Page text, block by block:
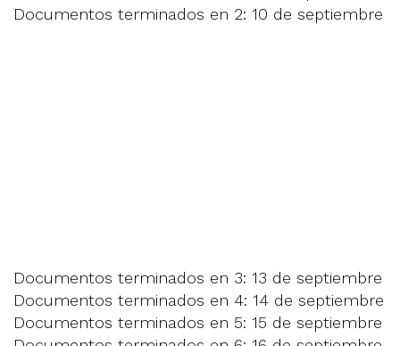
Documentos terminados en 2: 10 de septiembre
Documentos terminados en 3: 13 de septiembre
Documentos terminados en 4: 14 de septiembre
Documentos terminados en 5: 15 de septiembre